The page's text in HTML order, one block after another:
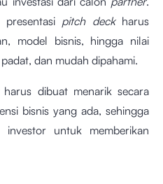
pitch deckharus
model bisnis, hingga nilai
dan mudah dipahami.
dibuat menarik secara
bisnis yang ada, sehingga
investor untuk memberikan